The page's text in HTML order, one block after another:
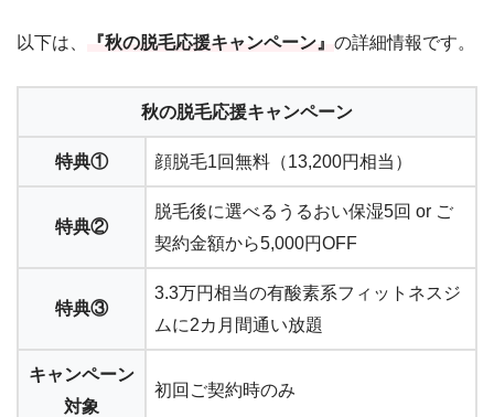
以下は、 『秋の脱毛応援キャンペーン』 の詳細情報です。
秋の脱毛応援キャンペーン
特典① 顔脱毛1回無料（13,200円相当）
特典②
脱毛後に選べるうるおい保湿5回 or ご
契約金額から5,000円OFF
特典③
3.3万円相当の有酸素系フィットネスジ
ムに2カ月間通い放題
キャンペーン
対象
初回ご契約時のみ